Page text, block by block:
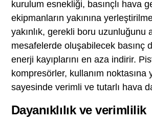
kurulum esnekliği, basınçlı hava
ekipmanların yakınına
yakınlık, gerekli boru uzunluğunu
mesafelerde oluşabilecek basınç
enerji kayıplarını en aza indirir.
kompresörler, kullanım noktasına
sayesinde verimli ve tutarlı hava
Dayanıklılık ve verimlilik